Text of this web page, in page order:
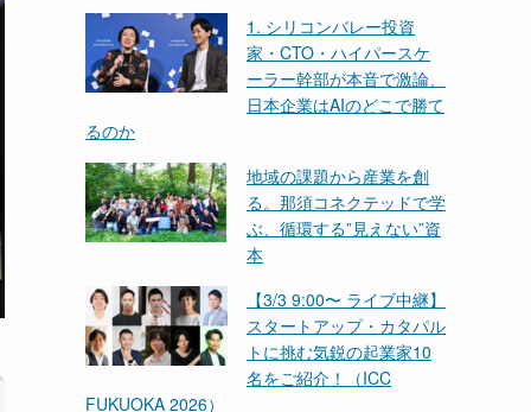
1. シリコンバレー投資
家・CTO・ハイパースケ
ーラー幹部が本音で激論、
日本企業はAIのどこで勝て
るのか
地域の課題から産業を創
る。那須コネクテッドで学
ぶ、循環する”見えない”資
本
【3/3 9:00〜 ライブ中継】
スタートアップ・カタパル
トに挑む気鋭の起業家10
名をご紹介！（ICC
FUKUOKA 2026）